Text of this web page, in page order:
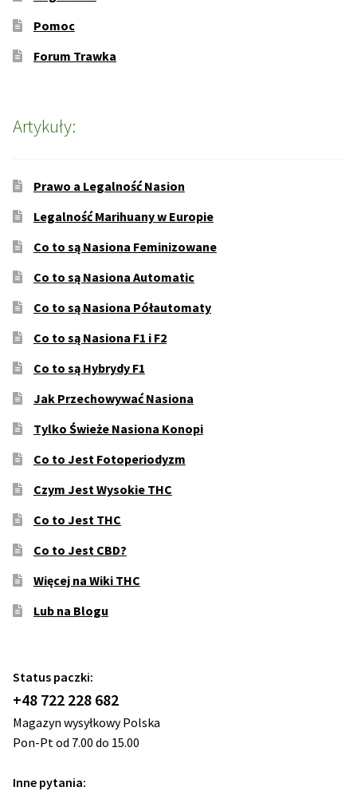
Pomoc
Forum Trawka
Artykuły:
Prawo a Legalność Nasion
Legalność Marihuany w Europie
Co to są Nasiona Feminizowane
Co to są Nasiona Automatic
Co to są Nasiona Półautomaty
Co to są Nasiona F1 i F2
Co to są Hybrydy F1
Jak Przechowywać Nasiona
Tylko Świeże Nasiona Konopi
Co to Jest Fotoperiodyzm
Czym Jest Wysokie THC
Co to Jest THC
Co to Jest CBD?
Więcej na Wiki THC
Lub na Blogu
Status paczki:
+48 722 228 682
Magazyn wysyłkowy Polska
Pon-Pt od 7.00 do 15.00
Inne pytania: